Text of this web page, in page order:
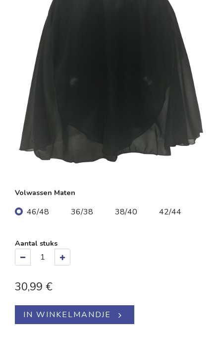
Volwassen Maten
46/48 36/38 38/40 42/44
Aantal stuks
30,99 €
IN WINKELMANDJE